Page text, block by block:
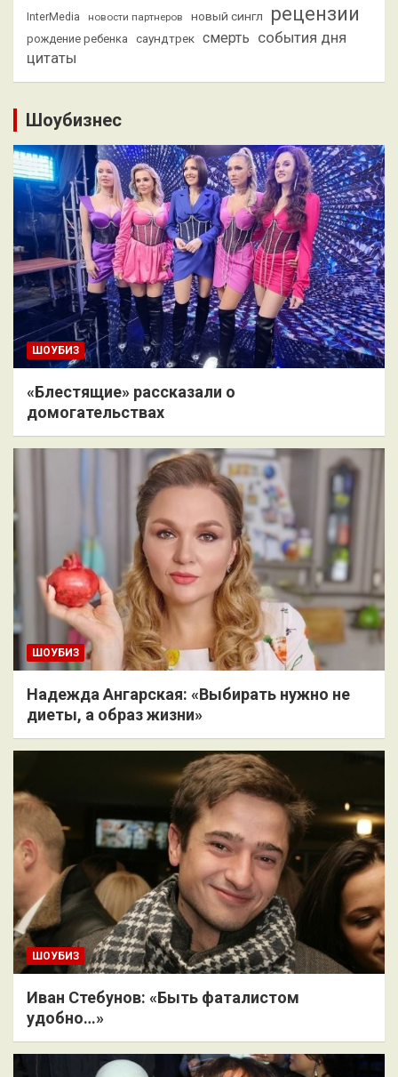
InterMedia
новости партнеров новый сингл рецензии
рождение ребенка саундтрек смерть события дня
цитаты
Шоубизнес
ШОУБИЗ
«Блестящие» рассказали о
домогательствах
ШОУБИЗ
Надежда Ангарская: «Выбирать нужно не
диеты, а образ жизни»
ШОУБИЗ
Иван Стебунов: «Быть фаталистом
удобно…»